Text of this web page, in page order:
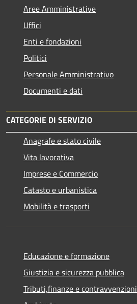
Aree Amministrative
Uffici
Enti e fondazioni
Politici
Personale Amministrativo
Documenti e dati
CATEGORIE DI SERVIZIO
Anagrafe e stato civile
Vita lavorativa
Imprese e Commercio
Catasto e urbanistica
Mobilità e trasporti
Educazione e formazione
Giustizia e sicurezza pubblica
Tributi,finanze e contravvenzioni